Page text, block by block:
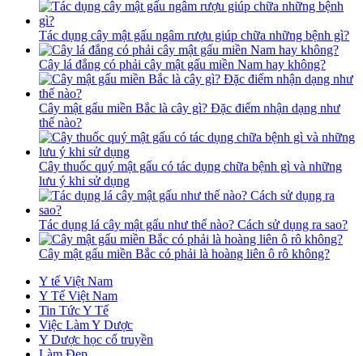
Tác dụng cây mật gấu ngâm rượu giúp chữa những bệnh gì?
Cây lá đắng có phải cây mật gấu miền Nam hay không?
Cây mật gấu miền Bắc là cây gì? Đặc điểm nhận dạng như
thế nào?
Cây thuốc quý mật gấu có tác dụng chữa bệnh gì và những
lưu ý khi sử dụng
Tác dụng lá cây mật gấu như thế nào? Cách sử dụng ra sao?
Cây mật gấu miền Bắc có phải là hoàng liên ô rô không?
Y tế Việt Nam
Y Tế Việt Nam
Tin Tức Y Tế
Việc Làm Y Dược
Y Dược học cổ truyền